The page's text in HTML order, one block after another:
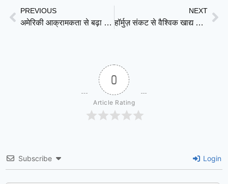
PREVIOUS
अमेरिकी आक्रामकता से बढ़ा संकट—हॉर्मुज़ पर ईरान के कदम को रूस का समर्थन : सर्गेई लावरोव
NEXT
हॉर्मुज़ संकट से वैश्विक खाद्य आपदा का खतरा—FAO की चेतावनी, सप्लाई रुकी तो बढ़ेगी भूख और महंगाई
0
Article Rating
Subscribe Login